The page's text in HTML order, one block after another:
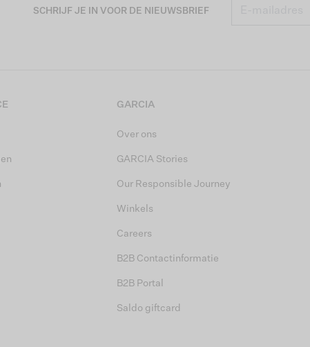
SCHRIJF JE IN VOOR DE NIEUWSBRIEF
GARCIA
Over ons
GARCIA Stories
Our Responsible Journey
Winkels
Careers
B2B Contactinformatie
B2B Portal
Saldo giftcard